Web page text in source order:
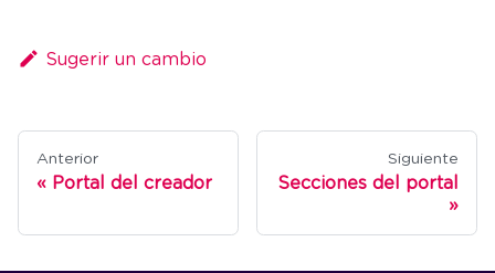
Sugerir un cambio
Anterior
Portal del creador
Siguiente
Secciones del portal